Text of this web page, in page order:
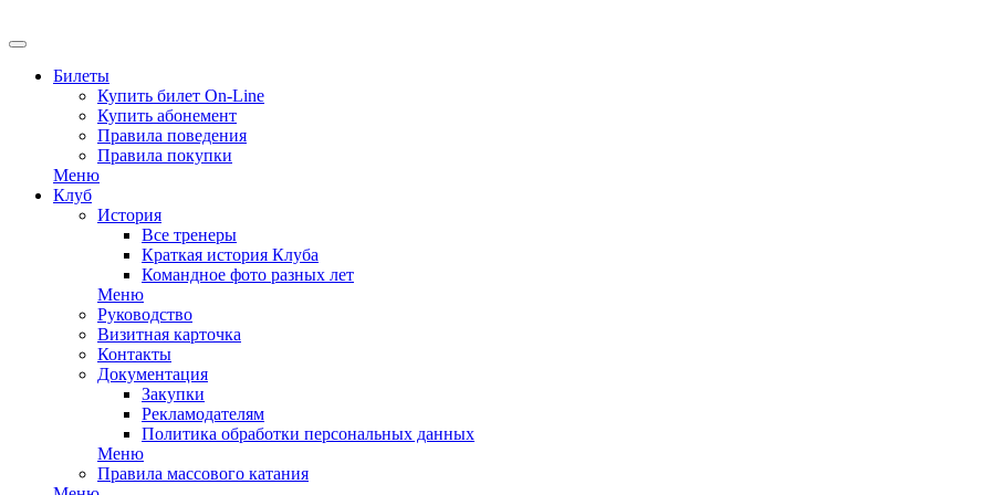
Билеты
Купить билет On-Line
Купить абонемент
Правила поведения
Правила покупки
Меню
Клуб
История
Все тренеры
Краткая история Клуба
Командное фото разных лет
Меню
Руководство
Визитная карточка
Контакты
Документация
Закупки
Рекламодателям
Политика обработки персональных данных
Меню
Правила массового катания